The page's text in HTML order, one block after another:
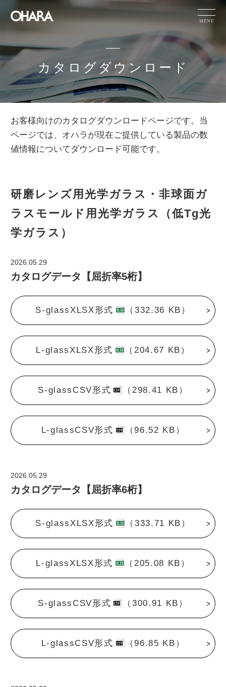
CN
製品情報
オハラの技術
力
サステナビリテ
ィ
お知らせ
カタログダウンロード
カタログダウンロード
HOME 製品情報 カタログダウンロード
お客様向けのカタログダウンロードページです。当
ページでは、オハラが現在ご提供している製品の数
値情報についてダウンロード可能です。
研磨レンズ用光学ガラス・非球面ガ
ラスモールド用光学ガラス（低Tg光
学ガラス）
2026.05.29
カタログデータ【屈折率5桁】
S-glassXLSX形式 （332.36 KB）
L-glassXLSX形式 （204.67 KB）
S-glassCSV形式 （298.41 KB）
L-glassCSV形式 （96.52 KB）
2026.05.29
カタログデータ【屈折率6桁】
S-glassXLSX形式 （333.71 KB）
L-glassXLSX形式 （205.08 KB）
S-glassCSV形式 （300.91 KB）
L-glassCSV形式 （96.85 KB）